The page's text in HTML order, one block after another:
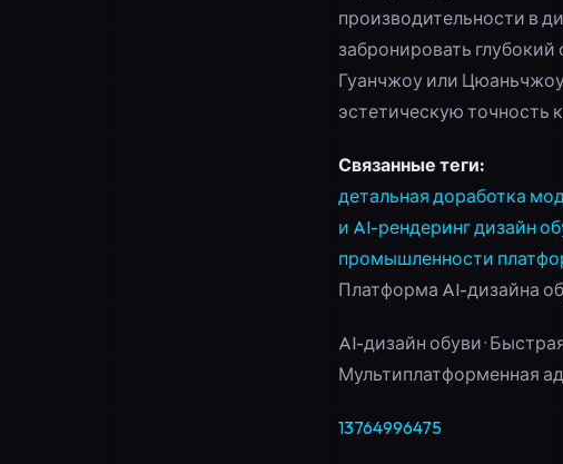
производительности в
забронировать
Гуанчжоу или Цюаньчжоу
эстетическую точность
Связанные теги:
детальная доработка
и AI-рендерингдизайн
промышленности
Платформа AI-дизайна
AI-дизайн обуви ·
Мультиплатформенная
13764996475